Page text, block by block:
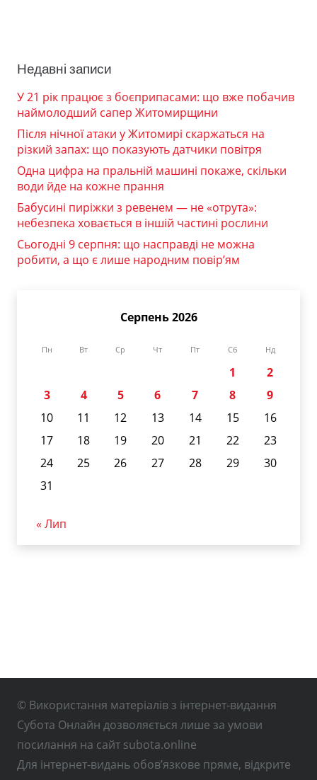
Недавні записи
У 21 рік працює з боєприпасами: що вже побачив
наймолодший сапер Житомирщини
Після нічної атаки у Житомирі скаржаться на
різкий запах: що показують датчики повітря
Одна цифра на пральній машині покаже, скільки
води йде на кожне прання
Бабусині пиріжки з ревенем — не «отрута»:
небезпека ховається в іншій частині рослини
Сьогодні 9 серпня: що насправді не можна
робити, а що є лише народним повір’ям
Серпень 2026
Пн Вт Ср Чт Пт Сб Нд
1
2
3
4 5 6 7 8
9
10
11 12 13 14 15
16
17
18 19 20 21 22
23
24
25 26 27 28 29
30
31
« Лип
© Використання матеріалів з інтернет-видання
Субота Онлайн дозволяється лише за умови
посилання на сайт subota.online
Для інтернет-видань обов’язкове пряме, відкрите